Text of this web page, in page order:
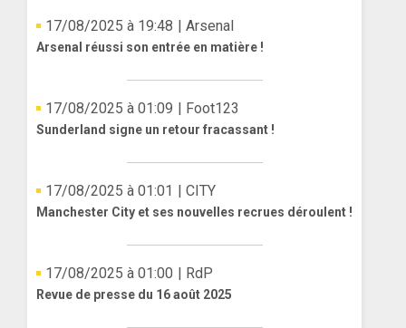
17/08/2025 à 19:48 | Arsenal
Arsenal réussi son entrée en matière !
17/08/2025 à 01:09 | Foot123
Sunderland signe un retour fracassant !
17/08/2025 à 01:01 | CITY
Manchester City et ses nouvelles recrues déroulent !
17/08/2025 à 01:00 | RdP
Revue de presse du 16 août 2025